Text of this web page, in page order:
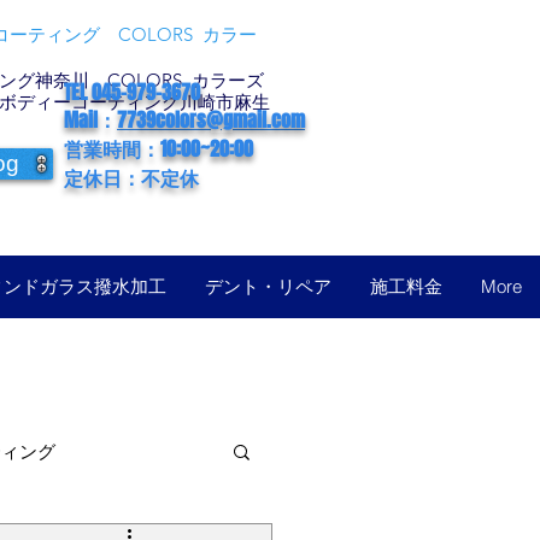
ーティング COLORS カラー
グ神奈川 COLORS カラーズ
ィーコーティング川崎市麻生
TEL 045-979-3670
Mail：7739colors@gmail.com
営業時間：10:00~20:00
定休日：不定休
ンドガラス撥水加工 デント・リペア 施工料金 More
ング